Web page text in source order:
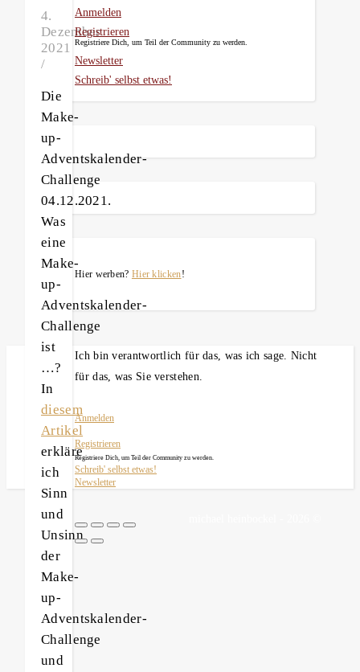
4.
Dezember
2021
/
Die
Make-
up-
Adventskalender-
Challenge
04.12.2021.
Was
eine
Make-
up-
Adventskalender-
Challenge
ist
…?
In
diesem
Artikel
erkläre
ich
Sinn
und
Unsinn
der
Make-
up-
Adventskalender-
Challenge
und
Anmelden
Registrieren
Registriere Dich, um Teil der Community zu werden.
Newsletter
Schreib' selbst etwas!
Hier werben? Hier klicken!
Ich bin verantwortlich für das, was ich sage. Nicht
für das, was Sie verstehen.
Anmelden
Registrieren
Registriere Dich, um Teil der Community zu werden.
Schreib' selbst etwas!
Newsletter